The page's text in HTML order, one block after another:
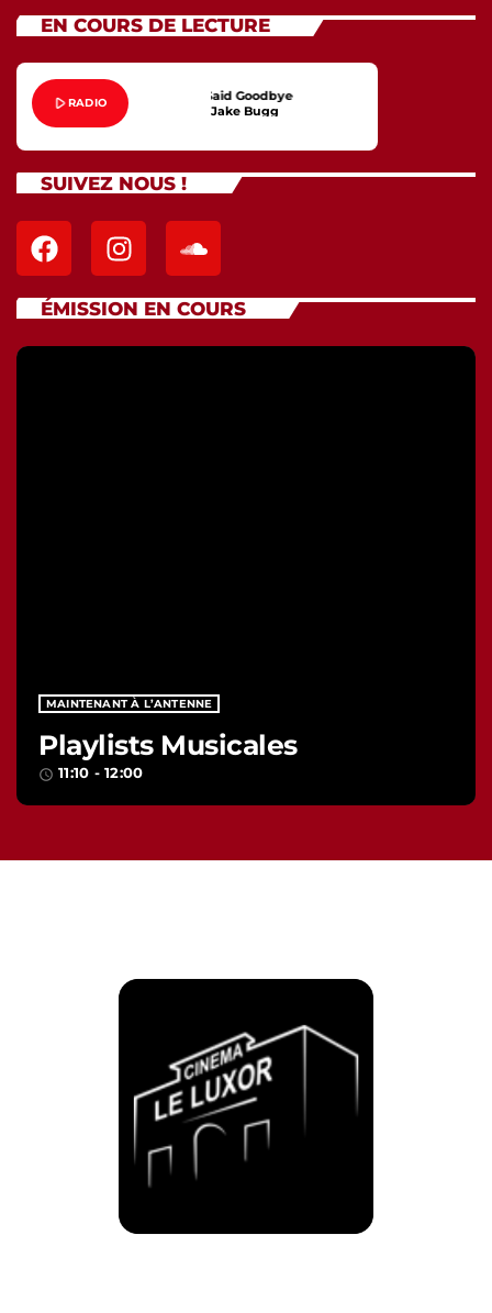
EN COURS DE LECTURE
play_arrowRADIO
Never Said Goodbye
Jake Bugg
SUIVEZ NOUS !
ÉMISSION EN COURS
MAINTENANT À L’ANTENNE
Playlists Musicales
access_time 11:10 - 12:00